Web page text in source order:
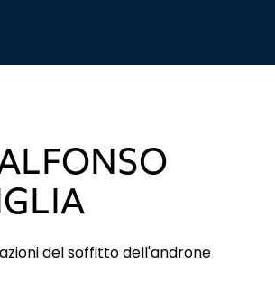
del soffitto dell'androne